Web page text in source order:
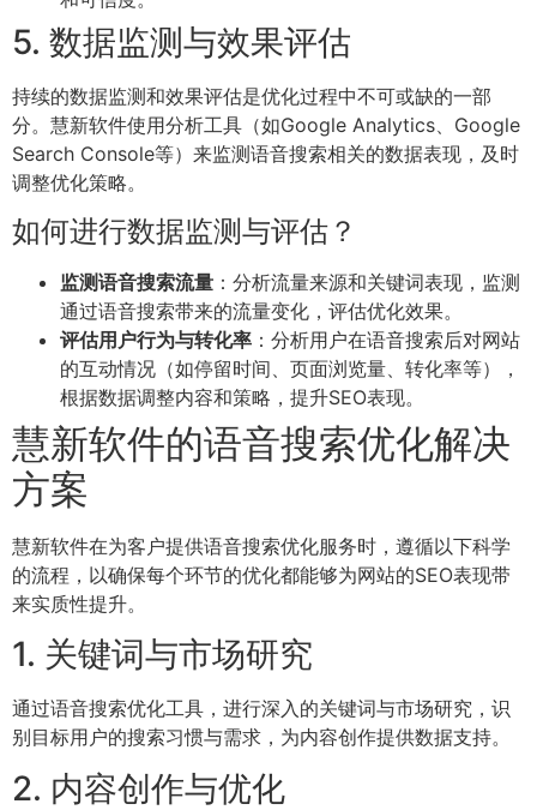
5. 数据监测与效果评估
持续的数据监测和效果评估是优化过程中不可或缺的一部
分。慧新软件使用分析工具（如Google Analytics、Google
Search Console等）来监测语音搜索相关的数据表现，及时
调整优化策略。
如何进行数据监测与评估？
监测语音搜索流量 ：分析流量来源和关键词表现，监测
通过语音搜索带来的流量变化，评估优化效果。
评估用户行为与转化率 ：分析用户在语音搜索后对网站
的互动情况（如停留时间、页面浏览量、转化率等），
根据数据调整内容和策略，提升SEO表现。
慧新软件的语音搜索优化解决
方案
慧新软件在为客户提供语音搜索优化服务时，遵循以下科学
的流程，以确保每个环节的优化都能够为网站的SEO表现带
来实质性提升。
1. 关键词与市场研究
通过语音搜索优化工具，进行深入的关键词与市场研究，识
别目标用户的搜索习惯与需求，为内容创作提供数据支持。
2. 内容创作与优化